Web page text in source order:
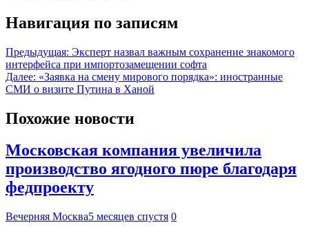
Навигация по записям
Предыдущая: Эксперт назвал важным сохранение знакомого
интерфейса при импортозамещении софта
Далее: «Заявка на смену мирового порядка»: иностранные
СМИ о визите Путина в Ханой
Похожие новости
Московская компания увеличила
производство ягодного пюре благодаря
федпроекту
Вечерняя Москва5 месяцев спустя 0